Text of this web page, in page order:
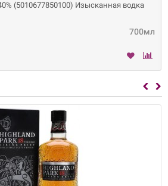
(5010677850100) Изысканная водка
700мл